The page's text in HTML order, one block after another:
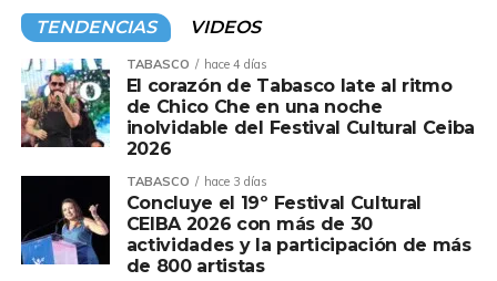
TENDENCIAS VIDEOS
TABASCO hace 4 días
El corazón de Tabasco late al ritmo
de Chico Che en una noche
inolvidable del Festival Cultural Ceiba
2026
TABASCO hace 3 días
Concluye el 19º Festival Cultural
CEIBA 2026 con más de 30
actividades y la participación de más
de 800 artistas